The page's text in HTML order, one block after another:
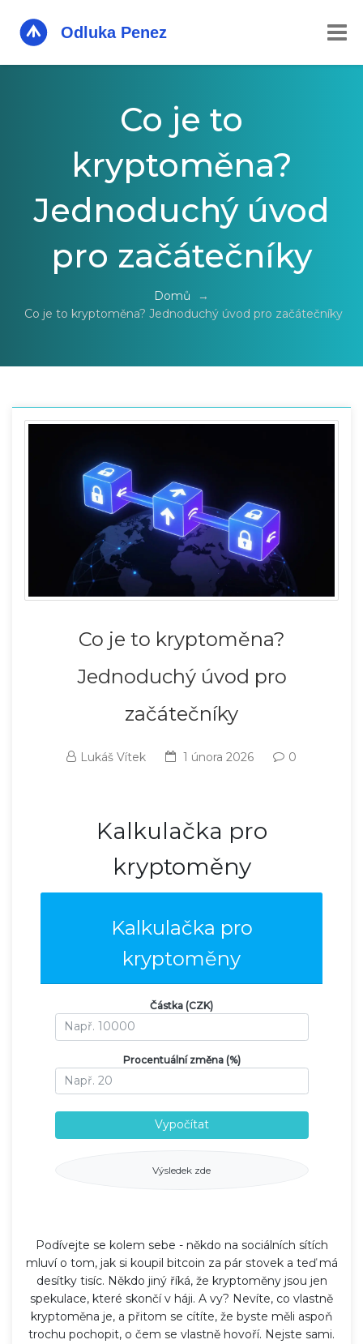
Co je to
kryptoměna?
Jednoduchý úvod
pro začátečníky
Domů
→
Co je to kryptoměna? Jednoduchý úvod pro začátečníky
Co je to kryptoměna?
Jednoduchý úvod pro
začátečníky
Lukáš Vítek 1 února 2026 0
Kalkulačka pro
kryptoměny
Kalkulačka pro
kryptoměny
Částka (CZK)
Procentuální změna (%)
Vypočítat
Výsledek zde
Podívejte se kolem sebe - někdo na sociálních sítích
mluví o tom, jak si koupil bitcoin za pár stovek a teď má
desítky tisíc. Někdo jiný říká, že kryptoměny jsou jen
spekulace, které skončí v háji. A vy? Nevíte, co vlastně
kryptoměna je, a přitom se cítíte, že byste měli aspoň
trochu pochopit, o čem se vlastně hovoří. Nejste sami.